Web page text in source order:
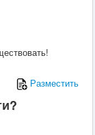
Разместить